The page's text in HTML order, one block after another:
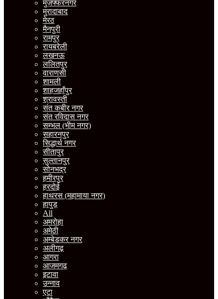
मुजफ्फरनगर
मुरादाबाद
मेरठ
मैनपुरी
रामपुर
रायबरेली
लखनऊ
ललितपुर
वाराणसी
शामली
शाहजहाँपुर
श्रावस्ती
संत कबीर नगर
संत रविदास नगर
सम्भल (भीम नगर)
सहारनपुर
सिद्धार्थ नगर
सीतापुर
सुल्तानपुर
सोनभद्र
हमीरपुर
हरदोई
हाथरस (महामाया नगर)
हापुड़
All
अमरोहा
अमेठी
अम्बेडकर नगर
अलीगढ़
आगरा
आजमगढ़
इटावा
उन्नाव
एटा